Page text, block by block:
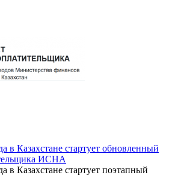
в Казахстане стартует обновленный
ИСНА
в Казахстане стартует поэтапный